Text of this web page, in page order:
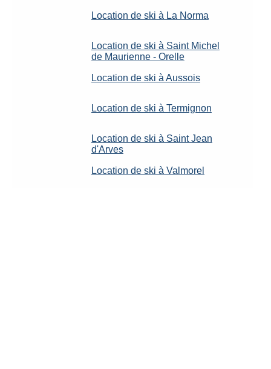
Location de ski à La Norma
Location de ski à Saint Michel
de Maurienne - Orelle
Location de ski à Aussois
Location de ski à Termignon
Location de ski à Saint Jean
d'Arves
Location de ski à Valmorel